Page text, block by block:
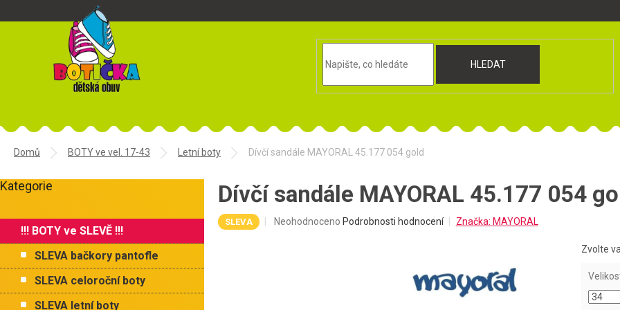
HLEDAT
Domů BOTY ve vel. 17-43 Letní boty Dívčí sandále MAYORAL 45.177 054 gold
o
t
n
í
Přeskočit
Kategorie
!!! BOTY ve SLEVĚ !!!
SLEVA bačkory pantofle
SLEVA celoroční boty
SLEVA letní boty
Dívčí sandále MAYORAL 45.177 054
SLEVA
Průměrné
Neohodnoceno Podrobnosti hodnocení Značka: MAYORAL
Zvolte